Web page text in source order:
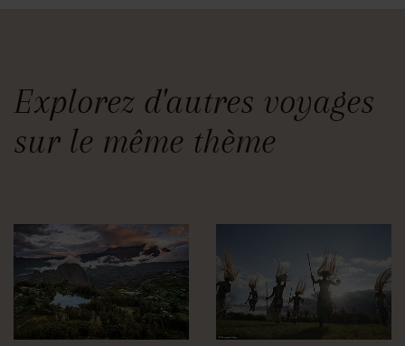
Explorez d'autres voyages
sur le même thème